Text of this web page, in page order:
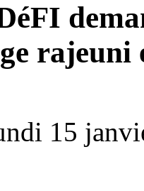
rajeuni
15